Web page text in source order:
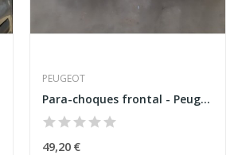
PEUGEOT
Para-choques frontal - Peugeot 208 I (CA_,CC_)
49,20 €